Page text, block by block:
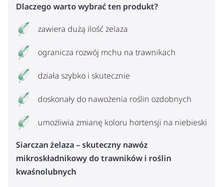
Dlaczego warto wybrać ten produkt?
zawiera dużą ilość żelaza
ogranicza rozwój mchu na trawnikach
działa szybko i skutecznie
doskonały do nawożenia roślin ozdobnych
umożliwia zmianę koloru hortensji na niebieski
Siarczan żelaza – skuteczny nawóz
mikroskładnikowy do trawników i roślin
kwaśnolubnych